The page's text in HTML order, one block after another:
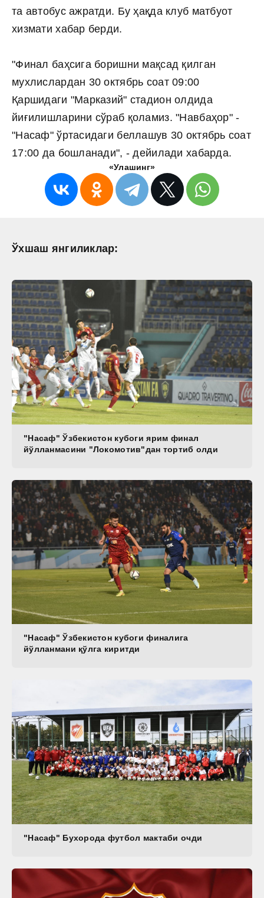
та автобус ажратди. Бу ҳақда клуб матбуот
хизмати хабар берди.
"Финал баҳсига боришни мақсад қилган
мухлислардан 30 октябрь соат 09:00
Қаршидаги "Марказий" стадион олдида
йиғилишларини сўраб қоламиз. "Навбаҳор" -
"Насаф" ўртасидаги беллашув 30 октябрь соат
17:00 да бошланади", - дейилади хабарда.
«Улашинг»
Ўхшаш янгиликлар:
"Насаф" Ўзбекистон кубоги ярим финал
йўлланмасини "Локомотив"дан тортиб олди
"Насаф" Ўзбекистон кубоги финалига
йўлланмани қўлга киритди
"Насаф" Бухорода футбол мактаби очди